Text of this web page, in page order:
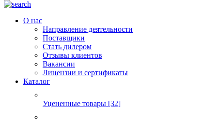
О нас
Направление деятельности
Поставщики
Стать дилером
Отзывы клиентов
Вакансии
Лицензии и сертификаты
Каталог
Уцененные товары [32]